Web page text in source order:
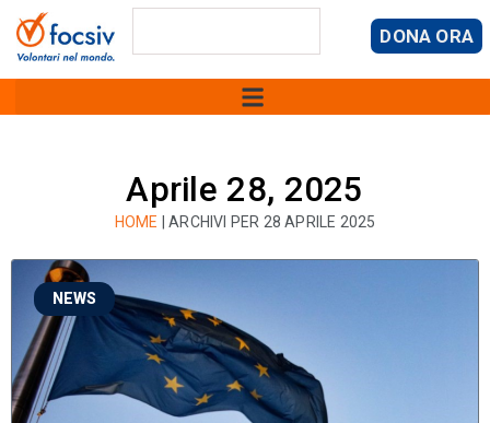
DONA ORA
Aprile 28, 2025
HOME |ARCHIVI PER 28 APRILE 2025
NEWS